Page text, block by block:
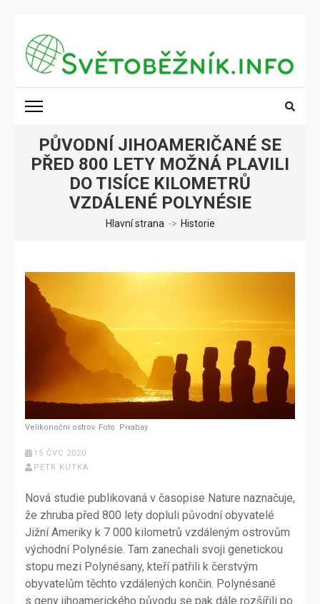
obsah
(stiskněte
Enter)
SVĚTOBĚŽNÍK.INFO
PŮVODNÍ JIHOAMERIČANÉ SE
PŘED 800 LETY MOŽNÁ PLAVILI
DO TISÍCE KILOMETRŮ
VZDÁLENÉ POLYNÉSIE
Hlavní strana -> Historie
Velikonoční ostrov. Foto: Pixabay
15 ČVC 2020
PETR KUTKA
Nová studie publikovaná v časopise Nature naznačuje,
že zhruba před 800 lety dopluli původní obyvatelé
Jižní Ameriky k 7 000 kilometrů vzdáleným ostrovům
východní Polynésie. Tam zanechali svoji genetickou
stopu mezi Polynésany, kteří patřili k čerstvým
obyvatelům těchto vzdálených končin. Polynésané
s geny jihoamerického původu se pak dále rozšířili po